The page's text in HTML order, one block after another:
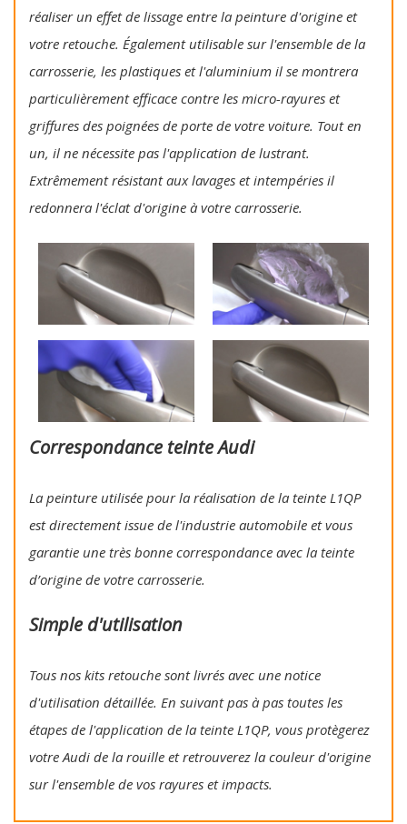
réaliser un effet de lissage entre la peinture d'origine et
votre retouche. Également utilisable sur l'ensemble de la
carrosserie, les plastiques et l'aluminium il se montrera
particulièrement efficace contre les micro-rayures et
griffures des poignées de porte de votre voiture. Tout en
un, il ne nécessite pas l'application de lustrant.
Extrêmement résistant aux lavages et intempéries il
redonnera l'éclat d'origine à votre carrosserie.
Correspondance teinte Audi
La peinture utilisée pour la réalisation de la teinte L1QP
est directement issue de l'industrie automobile et vous
garantie une très bonne correspondance avec la teinte
d’origine de votre carrosserie.
Simple d'utilisation
Tous nos kits retouche sont livrés avec une notice
d'utilisation détaillée. En suivant pas à pas toutes les
étapes de l'application de la teinte L1QP, vous protègerez
votre Audi de la rouille et retrouverez la couleur d'origine
sur l'ensemble de vos rayures et impacts.